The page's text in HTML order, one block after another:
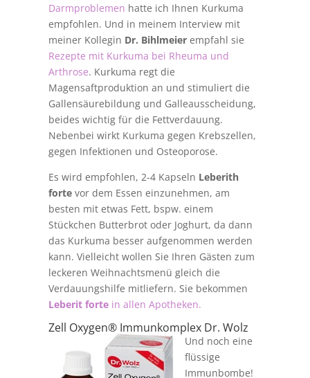
Darmproblemen hatte ich Ihnen Kurkuma
empfohlen. Und in meinem Interview mit
meiner Kollegin Dr. Bihlmeierempfahl sie
Rezepte mit Kurkuma bei Rheuma und
Arthrose. Kurkuma regt die
Magensaftproduktion an und stimuliert die
Gallensäurebildung und Galleausscheidung,
beides wichtig für die Fettverdauung.
Nebenbei wirkt Kurkuma gegen Krebszellen,
gegen Infektionen und Osteoporose.
Es wird empfohlen, 2-4 Kapseln Leberith
fortevor dem Essen einzunehmen, am
besten mit etwas Fett, bspw. einem
Stückchen Butterbrot oder Joghurt, da dann
das Kurkuma besser aufgenommen werden
kann. Vielleicht wollen Sie Ihren Gästen zum
leckeren Weihnachtsmenü gleich die
Verdauungshilfe mitliefern. Sie bekommen
Leberit fortein allen Apotheken.
Zell Oxygen® Immunkomplex Dr. Wolz
Und noch eine
flüssige
Immunbombe!